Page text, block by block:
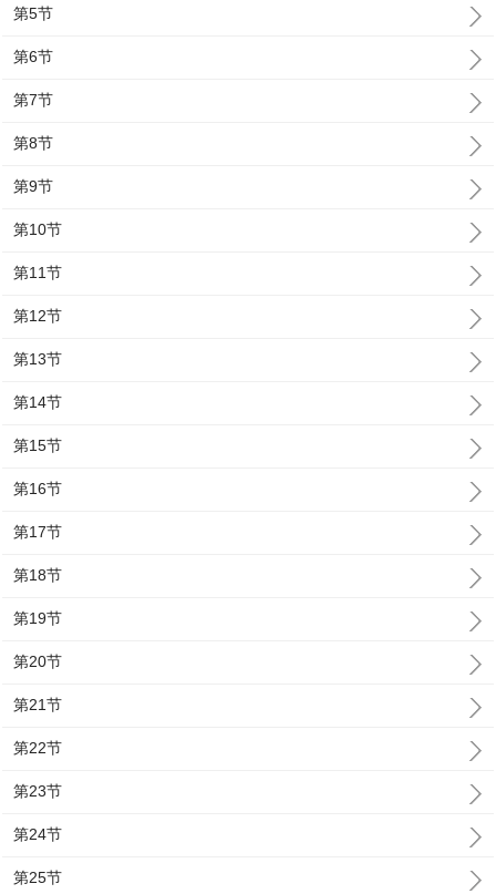
第5节
第6节
第7节
第8节
第9节
第10节
第11节
第12节
第13节
第14节
第15节
第16节
第17节
第18节
第19节
第20节
第21节
第22节
第23节
第24节
第25节